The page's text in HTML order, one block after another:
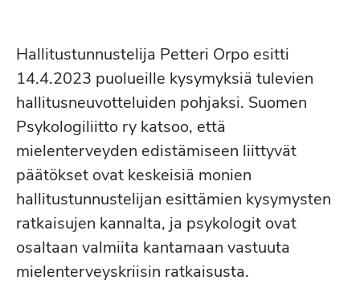
Hallitustunnustelija Petteri Orpo esitti
14.4.2023 puolueille kysymyksiä tulevien
hallitusneuvotteluiden pohjaksi. Suomen
Psykologiliitto ry katsoo, että
mielenterveyden edistämiseen liittyvät
päätökset ovat keskeisiä monien
hallitustunnustelijan esittämien kysymysten
ratkaisujen kannalta, ja psykologit ovat
osaltaan valmiita kantamaan vastuuta
mielenterveyskriisin ratkaisusta.